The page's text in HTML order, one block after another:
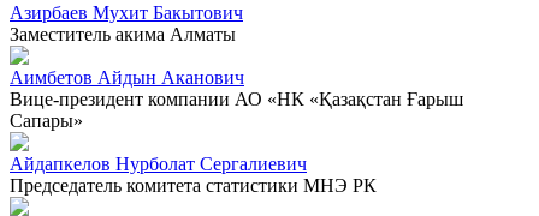
Азирбаев Мухит Бакытович
Заместитель акима Алматы
Аимбетов Айдын Аканович
Вице-президент компании АО «НК «Қазақстан Ғарыш
Сапары»
Айдапкелов Нурболат Сергалиевич
Председатель комитета статистики МНЭ РК